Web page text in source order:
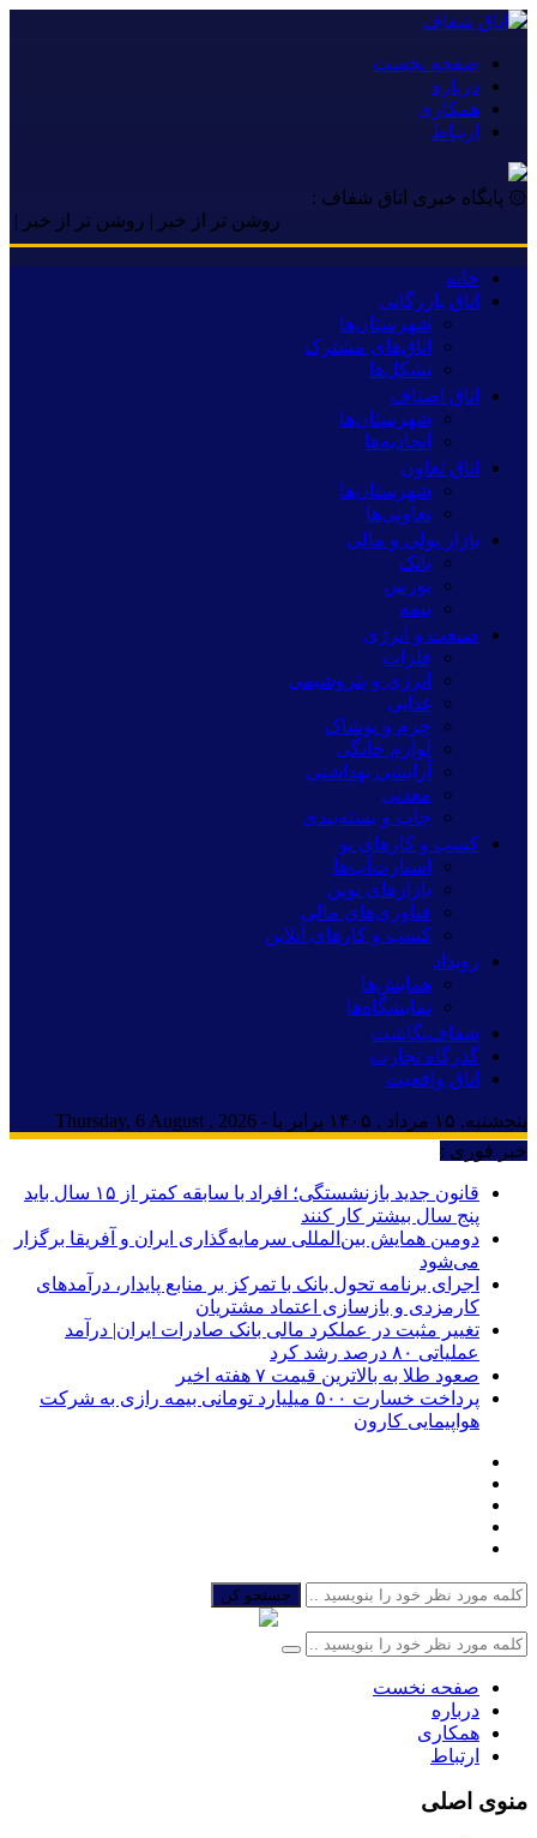
صفحه نخست
درباره
همکاری
ارتباط
۞ پایگاه خبری اتاق شفاف :
روشن تر از خبر | روشن تر از خبر |
خانه
اتاق بازرگانی
شهرستان‌ها
اتاق‌های مشترک
تشکل‌ها
اتاق اصناف
شهرستان‌ها
اتحادیه‌ها
اتاق تعاون
شهرستان‌ها
تعاونی‌ها
بازار پولی و مالی
بانک
بورس
بیمه
صنعت و انرژی
فلزات
انرژی و پتروشیمی
غذایی
چرم و پوشاک
لوازم خانگی
آرایشی بهداشتی
معدنی
چاپ و بسته‌بندی
کسب و کارهای نو
استارت‌آپ‌ها
بازارهای نوین
فناوری‌های مالی
کسب و کارهای آنلاین
رویداد
همایش‌ها
نمایشگاه‌ها
شفاف‌نگاشت
گذرگاه تجارت
اتاق واقعیت
پنجشنبه, ۱۵ مرداد , ۱۴۰۵ برابر با - Thursday, 6 August , 2026
خبر فوری :
قانون جدید بازنشستگی؛ افراد با سابقه کمتر از ۱۵ سال باید
پنج سال بیشتر کار کنند
دومین همایش بین‌المللی سرمایه‌گذاری ایران و آفریقا برگزار
می‌شود
اجرای برنامه تحول بانک با تمرکز بر منابع پایدار، درآمدهای
کارمزدی و بازسازی اعتماد مشتریان
تغییر مثبت در عملکرد مالی بانک صادرات ایران| درآمد
عملیاتی ۸۰ درصد رشد کرد
صعود طلا به بالاترین قیمت ۷ هفته اخیر
پرداخت خسارت ۵۰۰ میلیارد تومانی بیمه رازی به شرکت
هواپیمایی کارون
جستجو کن
صفحه نخست
درباره
همکاری
ارتباط
منوی اصلی